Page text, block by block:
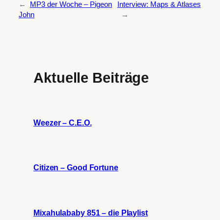
←
MP3 der Woche – Pigeon
John
Interview: Maps & Atlases
→
Aktuelle Beiträge
Weezer – C.E.O.
Citizen – Good Fortune
Mixahulababy 851 – die Playlist